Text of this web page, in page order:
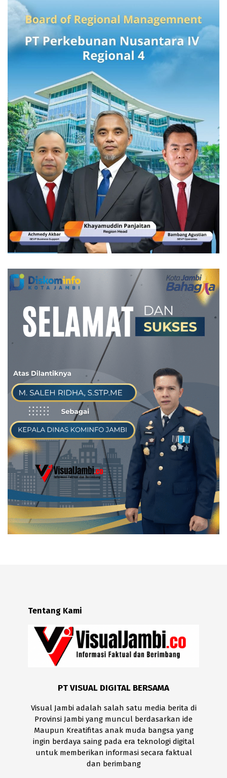
Tentang Kami
PT VISUAL DIGITAL BERSAMA
Visual Jambi adalah salah satu media berita di
Provinsi Jambi yang muncul berdasarkan ide
Maupun Kreatifitas anak muda bangsa yang
ingin berdaya saing pada era teknologi digital
untuk memberikan informasi secara faktual
dan berimbang